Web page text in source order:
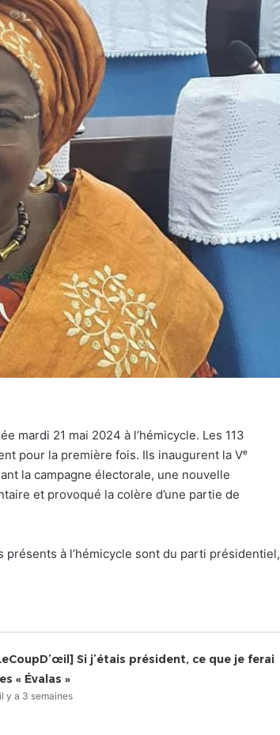
mardi 21 mai 2024 à l’hémicycle. Les 113
pour la première fois. Ils inaugurent la Vᵉ
la campagne électorale, une nouvelle
et provoqué la colère d’une partie de
à l’hémicycle sont du parti présidentiel,
Si j’étais président, ce que je ferai
« Évalas »
il y a 3 semaines